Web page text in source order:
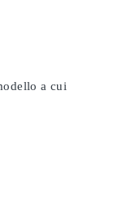
a cui